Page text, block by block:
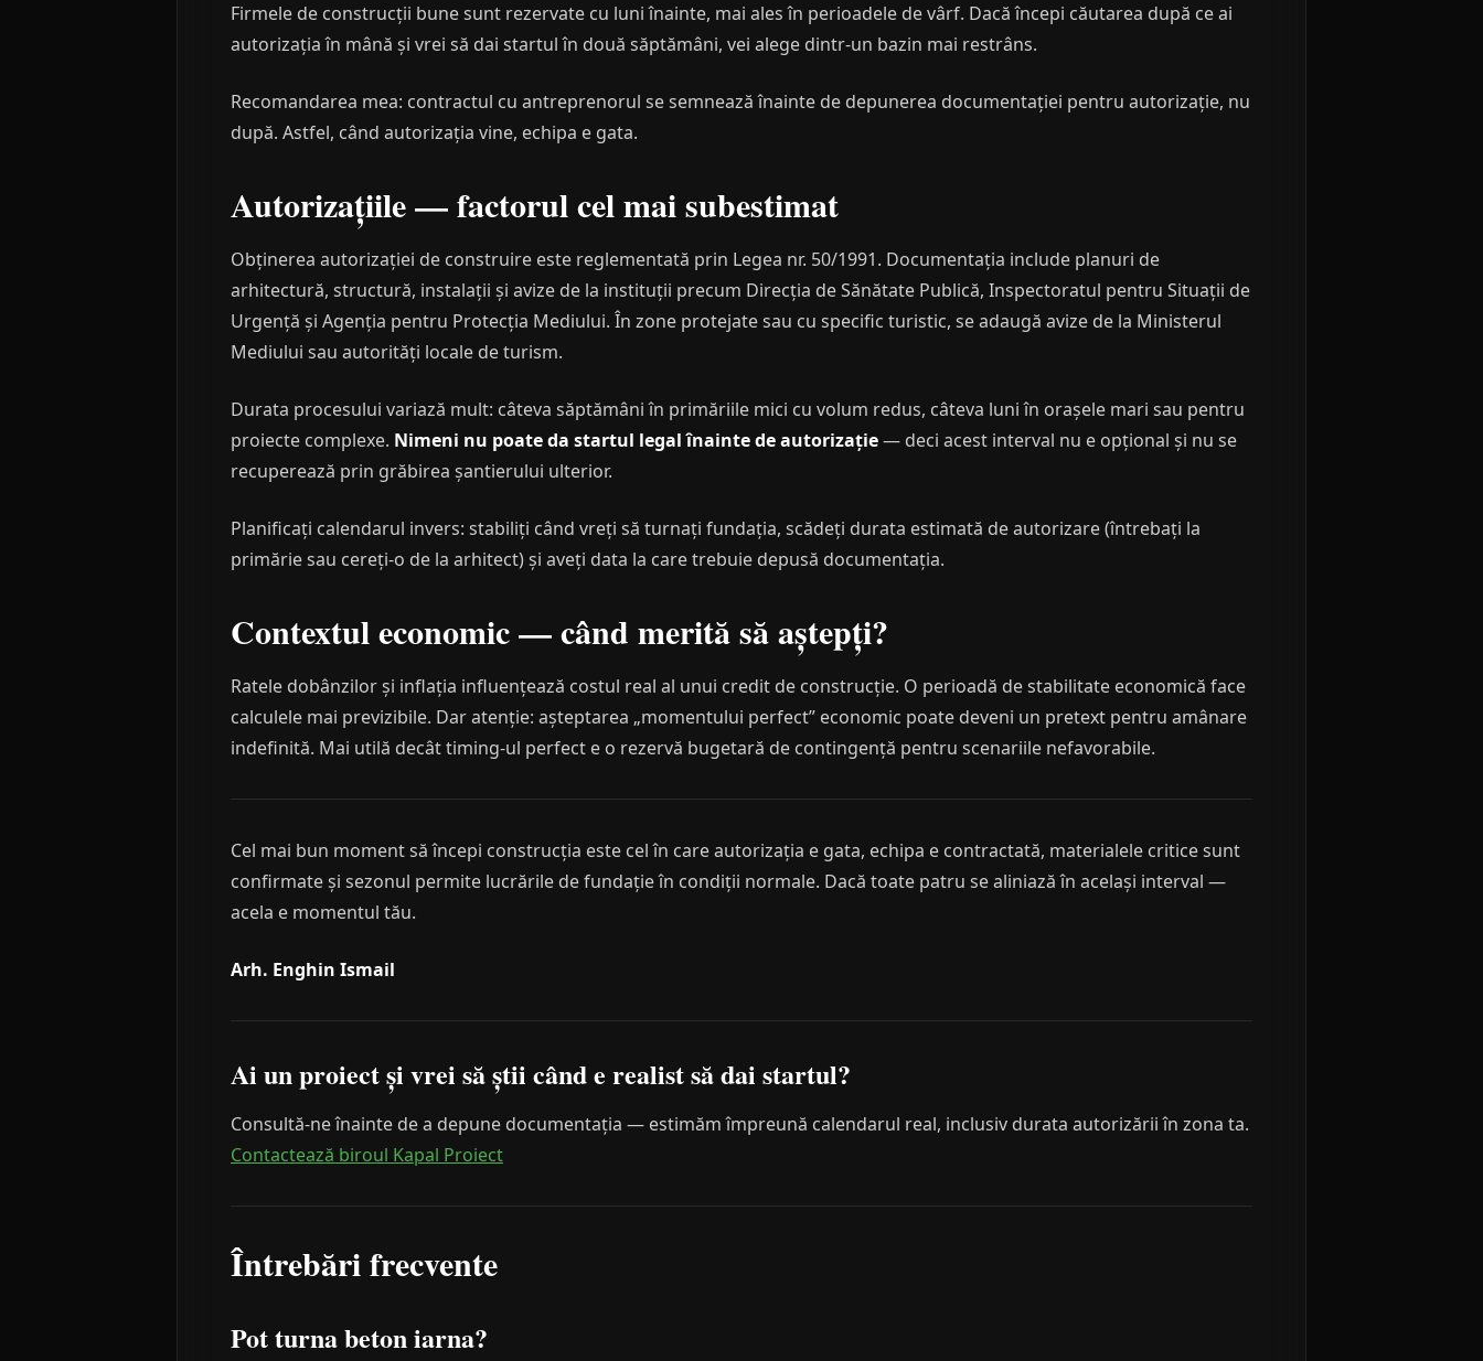
Firmele de construcții bune sunt rezervate cu luni înainte, mai ales în perioadele de vârf. Dacă începi căutarea după ce ai
autorizația în mână și vrei să dai startul în două săptămâni, vei alege dintr-un bazin mai restrâns.
Recomandarea mea: contractul cu antreprenorul se semnează înainte de depunerea documentației pentru autorizație, nu
după. Astfel, când autorizația vine, echipa e gata.
Autorizațiile — factorul cel mai subestimat
Obținerea autorizației de construire este reglementată prin Legea nr. 50/1991. Documentația include planuri de
arhitectură, structură, instalații și avize de la instituții precum Direcția de Sănătate Publică, Inspectoratul pentru Situații de
Urgență și Agenția pentru Protecția Mediului. În zone protejate sau cu specific turistic, se adaugă avize de la Ministerul
Mediului sau autorități locale de turism.
Durata procesului variază mult: câteva săptămâni în primăriile mici cu volum redus, câteva luni în orașele mari sau pentru
proiecte complexe. Nimeni nu poate da startul legal înainte de autorizație— deci acest interval nu e opțional și nu se
recuperează prin grăbirea șantierului ulterior.
Planificați calendarul invers: stabiliți când vreți să turnați fundația, scădeți durata estimată de autorizare (întrebați la
primărie sau cereți-o de la arhitect) și aveți data la care trebuie depusă documentația.
Contextul economic — când merită să aștepți?
Ratele dobânzilor și inflația influențează costul real al unui credit de construcție. O perioadă de stabilitate economică face
calculele mai previzibile. Dar atenție: așteptarea „momentului perfect” economic poate deveni un pretext pentru amânare
indefinită. Mai utilă decât timing-ul perfect e o rezervă bugetară de contingență pentru scenariile nefavorabile.
Cel mai bun moment să începi construcția este cel în care autorizația e gata, echipa e contractată, materialele critice sunt
confirmate și sezonul permite lucrările de fundație în condiții normale. Dacă toate patru se aliniază în același interval —
acela e momentul tău.
Arh. Enghin Ismail
Ai un proiect și vrei să știi când e realist să dai startul?
Consultă-ne înainte de a depune documentația — estimăm împreună calendarul real, inclusiv durata autorizării în zona ta.
Contactează biroul Kapal Proiect
Întrebări frecvente
Pot turna beton iarna?